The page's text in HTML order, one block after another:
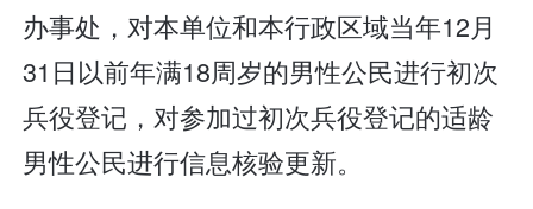
办事处，对本单位和本行政区域当年12月
31日以前年满18周岁的男性公民进行初次
兵役登记，对参加过初次兵役登记的适龄
男性公民进行信息核验更新。